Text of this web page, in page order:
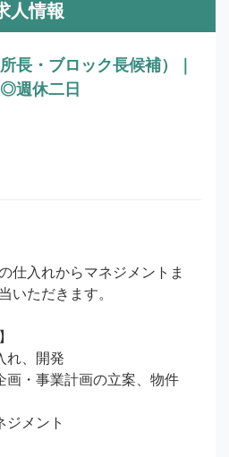
人情報
長・ブロック長候補）｜
週休二日
仕入れからマネジメントま
いただきます。
れ、開発
画・事業計画の立案、物件
ジメント